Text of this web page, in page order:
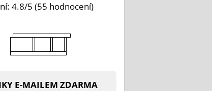
4.8/5 (55 hodnocení)
E-MAILEM ZDARMA